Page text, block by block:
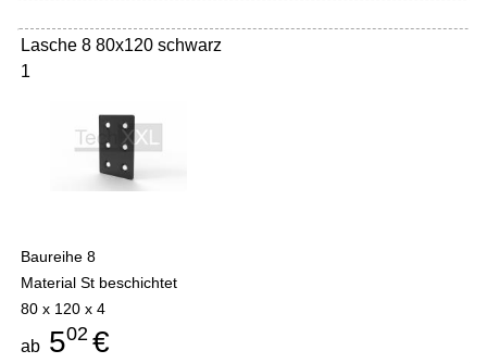
Lasche 8 80x120 schwarz
1
Baureihe 8
Material St beschichtet
80 x 120 x 4
ab 502 €